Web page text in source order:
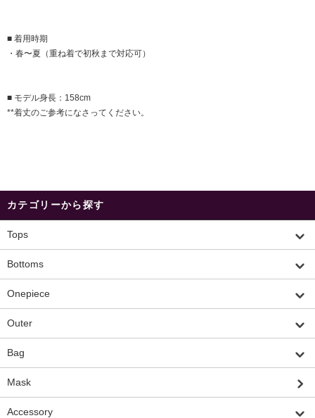
■ 着用時期
・春〜夏（重ね着で初秋まで対応可）
■ モデル身長：158cm
**着丈のご参考になさってください。
カテゴリーから探す
Tops
Bottoms
Onepiece
Outer
Bag
Mask
Accessory